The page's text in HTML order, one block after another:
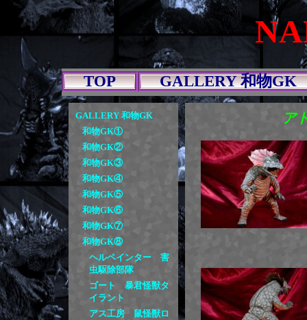
TOP GALLERY 和物GK
GALLERY 和物GK
和物GK①
和物GK②
和物GK③
和物GK④
和物GK⑤
和物GK⑥
和物GK⑦
和物GK⑧
ヘルペインター 害
虫駆除部隊
ゴート 暴君怪獣タ
イラント
アス工房 鼠怪獣ロ
ア